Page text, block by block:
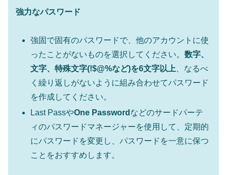
強力なパスワード
強固で固有のパスワードで、他のアカウントに使
ったことがないものを選択してください。数字、
文字、特殊文字(!$@%など)を6文字以上 、なるべ
く繰り返しがないように組み合わせてパスワード
を作成してください。
Last PassやOne Password などのサードパーテ
ィのパスワードマネージャーを使用して、定期的
にパスワードを変更し、パスワードを一意に保つ
ことをおすすめします。